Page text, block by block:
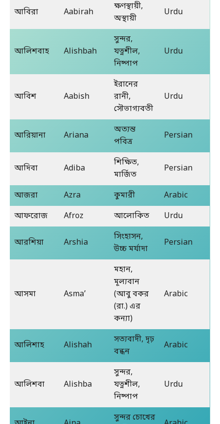
আবিরা Aabirah
ক্ষণস্থায়ী,
অস্থায়ী
Urdu
আলিশবাহ Alishbah
সুন্দর,
যত্নশীল,
নিষ্পাপ
Urdu
আবিশ Aabish
ইরানের
রানী,
সৌভাগ্যবতী
Urdu
আরিয়ানা Ariana
অত্যন্ত
পবিত্র
Persian
আদিবা Adiba
শিক্ষিত,
মার্জিত
Persian
আজরা Azra কুমারী
Arabic
আফরোজ
Afroz আলোকিত Urdu
আরশিয়া Arshia
সিংহাসন,
উচ্চ মর্যাদা
Persian
আসমা Asma’
মহান,
মূল্যবান
(আবু বকর
(রা.) এর
কন্যা)
Arabic
আলিশাহ Alishah
সত্যবাদী, দৃঢ়
বন্ধন
Arabic
আলিশবা Alishba
সুন্দর,
যত্নশীল,
নিষ্পাপ
Urdu
সুন্দর চোখের